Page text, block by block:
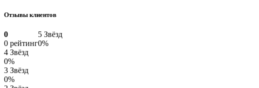
Отзывы клиентов
0
0 рейтинг
5 Звёзд
0%
4 Звёзд
0%
3 Звёзд
0%